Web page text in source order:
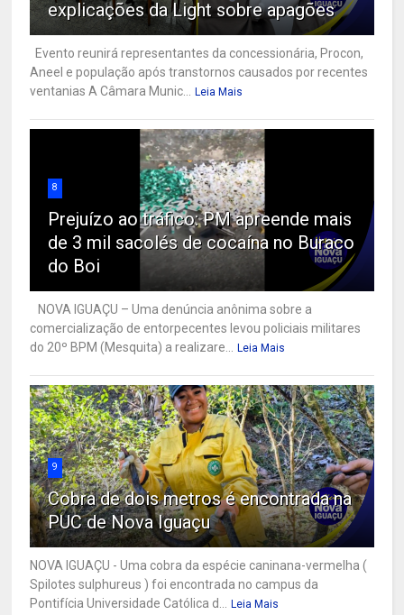
explicações da Light sobre apagões
Evento reunirá representantes da concessionária, Procon,
Aneel e população após transtornos causados por recentes
ventanias A Câmara Munic...
Leia Mais
8
Prejuízo ao tráfico: PM apreende mais
de 3 mil sacolés de cocaína no Buraco
do Boi
NOVA IGUAÇU – Uma denúncia anônima sobre a
comercialização de entorpecentes levou policiais militares
do 20º BPM (Mesquita) a realizare...
Leia Mais
9
Cobra de dois metros é encontrada na
PUC de Nova Iguaçu
NOVA IGUAÇU - Uma cobra da espécie caninana-vermelha (
Spilotes sulphureus ) foi encontrada no campus da
Pontifícia Universidade Católica d...
Leia Mais